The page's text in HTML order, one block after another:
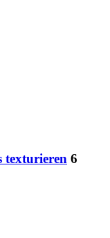
texturieren 6